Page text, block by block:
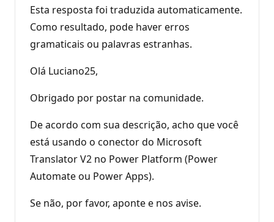
Esta resposta foi traduzida automaticamente.
Como resultado, pode haver erros
gramaticais ou palavras estranhas.
Olá Luciano25,
Obrigado por postar na comunidade.
De acordo com sua descrição, acho que você
está usando o conector do Microsoft
Translator V2 no Power Platform (Power
Automate ou Power Apps).
Se não, por favor, aponte e nos avise.